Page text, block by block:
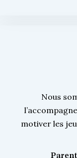
Nous
motiver les